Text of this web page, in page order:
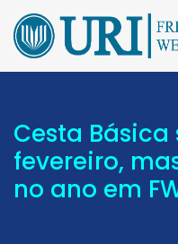
Cesta Básica
fevereiro,
no ano em